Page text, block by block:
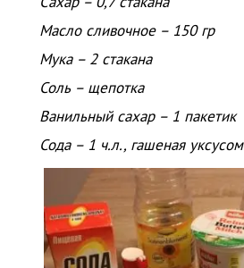
Масло сливочное – 150 гр
Мука – 2 стакана
Соль – щепотка
Ванильный сахар – 1 пакетик
Сода – 1 ч.л., гашеная уксусом